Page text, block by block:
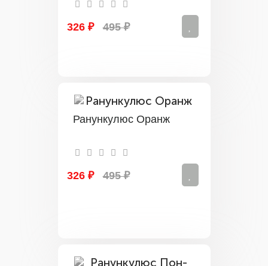
326 ₽ 495 ₽
Ранункулюс Оранж
326 ₽ 495 ₽